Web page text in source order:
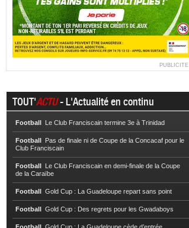
PUBLICITE
TOUT'ACTU- L'Actualité en continu
Football Le Club Franciscain termine 3e à Trinidad
Football Pas de finale ni de Coupe de la Concacaf pour le
Club Franciscain
Football Le Club Franciscain en demi-finale de la Coupe
de la Caraïbe
Football Gold Cup : La Guadeloupe repart sans point
Football Gold Cup : Des regrets pour les Gwadaboys